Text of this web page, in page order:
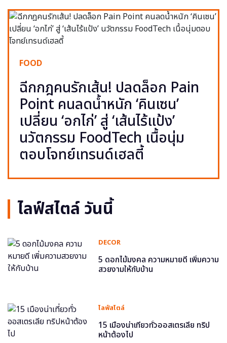
FOOD
ฉีกกฎคนรักเส้น! ปลดล็อก Pain
Point คนลดน้ำหนัก ‘คินเซน’
เปลี่ยน ‘อกไก่’ สู่ ‘เส้นไร้แป้ง’
นวัตกรรม FoodTech เนื้อนุ่ม
ตอบโจทย์เทรนด์เฮลตี้
ไลฟ์สไตล์ วันนี้
DECOR
5 ดอกไม้มงคล ความหมายดี เพิ่มความ
สวยงามให้กับบ้าน
ไลฟ์สไตล์
15 เมืองน่าเที่ยวทั่วออสเตรเลีย ทริป
หน้าต้องไป